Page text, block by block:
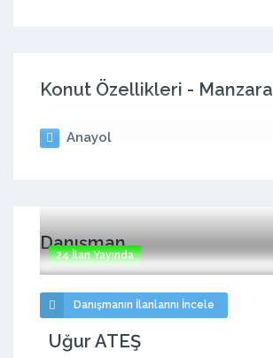
Konut Özellikleri - Manzara
Anayol
Danışman
24 İlan Yayında
Danışmanın İlanlarını İncele
Uğur ATEŞ